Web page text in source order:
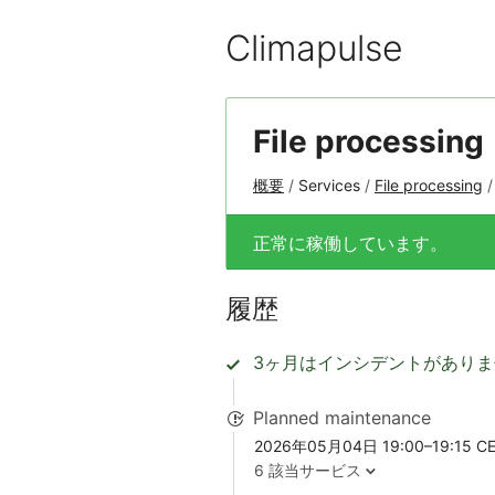
Climapulse
File processing
概要 Services File processing
正常に稼働しています。
履歴
3ヶ月はインシデントがありま
Planned maintenance
2026年05月04日 19:00–19:15
6 該当サービス